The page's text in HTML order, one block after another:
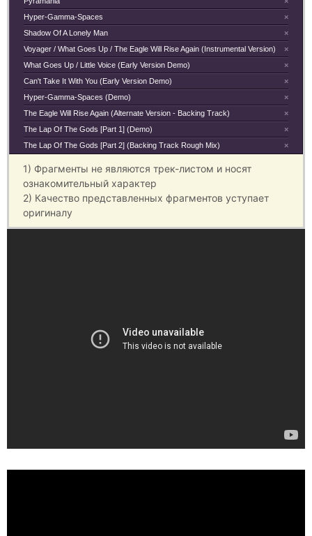
×
Hyper-Gamma-Spaces
×
Shadow Of A Lonely Man
×
Voyager / What Goes Up / The Eagle Will Rise Again (Instrumental Version)
×
What Goes Up / Little Voice (Early Version Demo)
×
Can't Take It With You (Early Version Demo)
×
Hyper-Gamma-Spaces (Demo)
×
The Eagle Will Rise Again (Alternate Version - Backing Track)
×
The Lap Of The Gods [Part 1] (Demo)
×
The Lap Of The Gods [Part 2] (Backing Track Rough Mix)
1) Фрагменты не являются трек-листом и носят
ознакомительный характер
2) Качество представленных фрагментов уступает
оригиналу